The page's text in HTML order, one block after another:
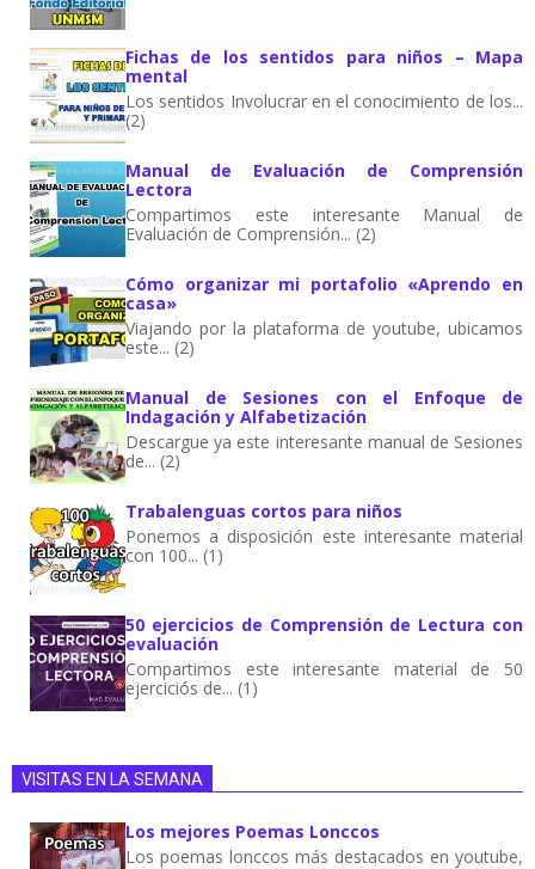
Fichas de los sentidos para niños – Mapa
mental
Los sentidos Involucrar en el conocimiento de los...
(2)
Manual de Evaluación de Comprensión
Lectora
Compartimos este interesante Manual de
Evaluación de Comprensión... (2)
Cómo organizar mi portafolio «Aprendo en
casa»
Viajando por la plataforma de youtube, ubicamos
este... (2)
Manual de Sesiones con el Enfoque de
Indagación y Alfabetización
Descargue ya este interesante manual de Sesiones
de... (2)
Trabalenguas cortos para niños
Ponemos a disposición este interesante material
con 100... (1)
50 ejercicios de Comprensión de Lectura con
evaluación
Compartimos este interesante material de 50
ejerciciós de... (1)
VISITAS EN LA SEMANA
Los mejores Poemas Lonccos
Los poemas lonccos más destacados en youtube,